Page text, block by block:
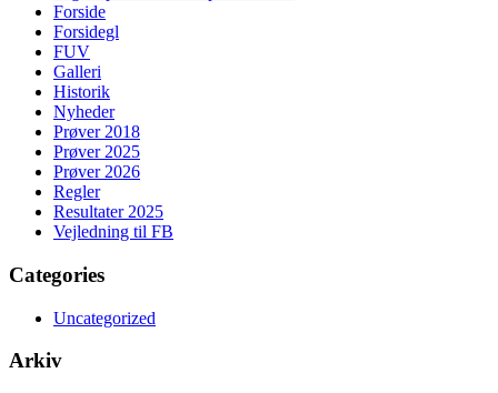
Forside
Forsidegl
FUV
Galleri
Historik
Nyheder
Prøver 2018
Prøver 2025
Prøver 2026
Regler
Resultater 2025
Vejledning til FB
Categories
Uncategorized
Arkiv